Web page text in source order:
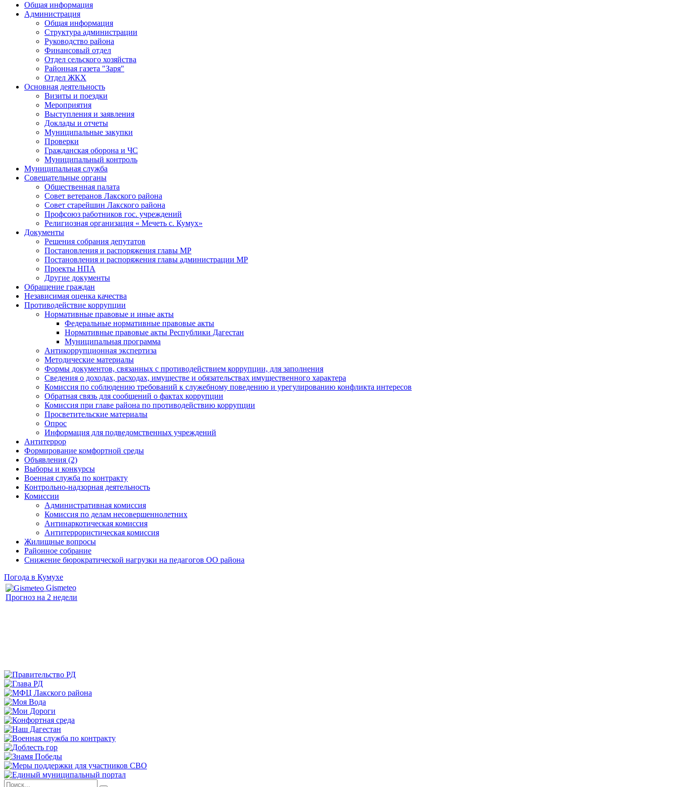
Общая информация
Администрация
Общая информация
Структура администрации
Руководство района
Финансовый отдел
Отдел сельского хозяйства
Районная газета "Заря"
Отдел ЖКХ
Основная деятельность
Визиты и поездки
Мероприятия
Выступления и заявления
Доклады и отчеты
Муниципальные закупки
Проверки
Гражданская оборона и ЧС
Муниципальный контроль
Муниципальная служба
Совещательные органы
Общественная палата
Совет ветеранов Лакского района
Совет старейшин Лакского района
Профсоюз работников гос. учреждений
Религиозная организация « Мечеть с. Кумух»
Документы
Решения собрания депутатов
Постановления и распоряжения главы МР
Постановления и распоряжения главы администрации МР
Проекты НПА
Другие документы
Обращение граждан
Независимая оценка качества
Противодействие коррупции
Нормативные правовые и иные акты
Федеральные нормативные правовые акты
Нормативные правовые акты Республики Дагестан
Муниципальная программа
Антикоррупционная экспертиза
Методические материалы
Формы документов, связанных с противодействием коррупции, для заполнения
Сведения о доходах, расходах, имуществе и обязательствах имущественного характера
Комиссия по соблюдению требований к служебному поведению и урегулированию конфликта интересов
Обратная связь для сообщений о фактах коррупции
Комиссия при главе района по противодействию коррупции
Просветительские материалы
Опрос
Информация для подведомственных учреждений
Антитеррор
Формирование комфортной среды
Объявления (2)
Выборы и конкурсы
Военная служба по контракту
Контрольно-надзорная деятельность
Комиссии
Административная комиссия
Комиссия по делам несовершеннолетних
Антинаркотическая комиссия
Антитеррористическая комиссия
Жилищные вопросы
Районное собрание
Снижение бюрократической нагрузки на педагогов ОО района
Погода в Кумухе
Gismeteo
Прогноз на 2 недели